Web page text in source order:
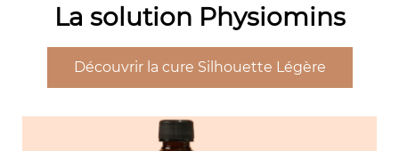
La solution Physiomins
Découvrir la cure Silhouette Légère